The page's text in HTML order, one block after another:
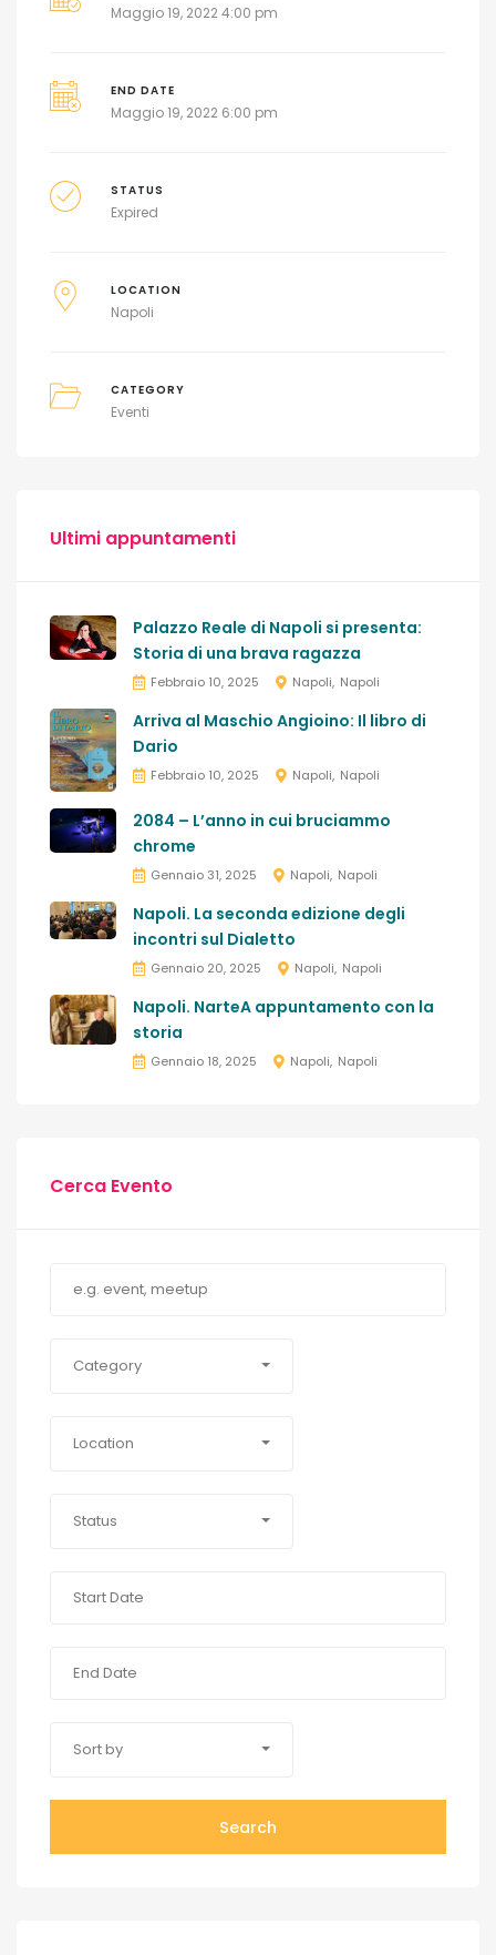
Maggio 19, 2022 4:00 pm
END DATE
Maggio 19, 2022 6:00 pm
STATUS
Expired
LOCATION
Napoli
CATEGORY
Eventi
Ultimi appuntamenti
Palazzo Reale di Napoli si presenta:
Storia di una brava ragazza
Febbraio 10, 2025 Napoli Napoli
Arriva al Maschio Angioino: Il libro di
Dario
Febbraio 10, 2025 Napoli Napoli
2084 – L’anno in cui bruciammo
chrome
Gennaio 31, 2025 Napoli Napoli
Napoli. La seconda edizione degli
incontri sul Dialetto
Gennaio 20, 2025 Napoli Napoli
Napoli. NarteA appuntamento con la
storia
Gennaio 18, 2025 Napoli Napoli
Cerca Evento
Category
Location
Status
Sort by
Search